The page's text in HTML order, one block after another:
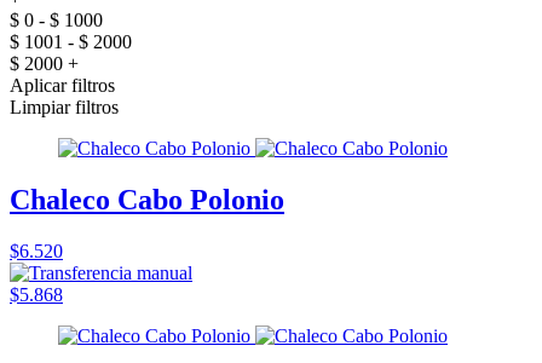
$ 0 - $ 1000
$ 1001 - $ 2000
$ 2000 +
Aplicar filtros
Limpiar filtros
Chaleco Cabo Polonio
$6.520
$5.868